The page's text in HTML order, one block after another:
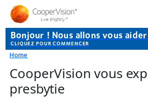
Aller au contenu principal
Bonjour ! Nous allons vous
CLIQUEZ POUR COMMENCER
Home
CooperVision vous
presbytie